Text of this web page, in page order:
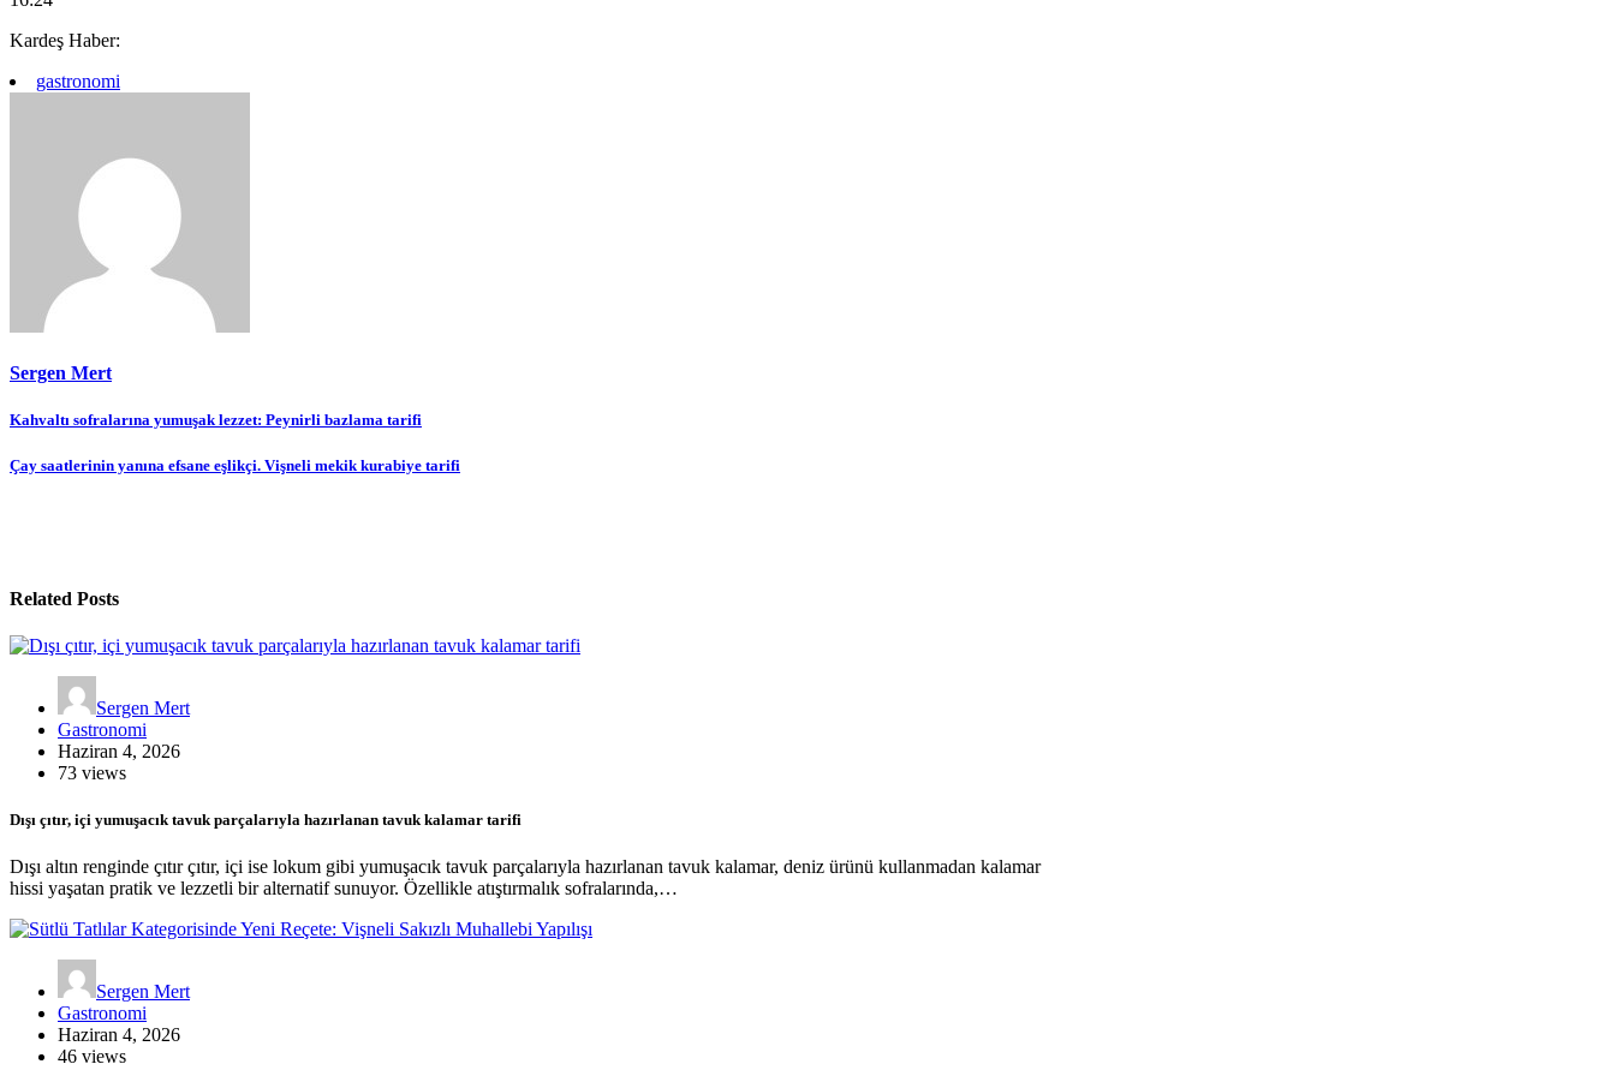
Kardeş Haber:
gastronomi
Sergen Mert
Yazı
gezinmesi
Kahvaltı sofralarına yumuşak lezzet: Peynirli bazlama tarifi
Çay saatlerinin yanına efsane eşlikçi. Vişneli mekik kurabiye tarifi
Related Posts
Sergen Mert
Gastronomi
Haziran 4, 2026
73 views
Dışı çıtır, içi yumuşacık tavuk parçalarıyla hazırlanan tavuk kalamar tarifi
Dışı altın renginde çıtır çıtır, içi ise lokum gibi yumuşacık tavuk parçalarıyla hazırlanan tavuk kalamar, deniz ürünü kullanmadan kalamar
hissi yaşatan pratik ve lezzetli bir alternatif sunuyor. Özellikle atıştırmalık sofralarında,…
Sergen Mert
Gastronomi
Haziran 4, 2026
46 views